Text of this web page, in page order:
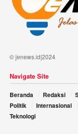
© jenews.id|2024
Navigate Site
Beranda Redaksi
Politik
Internasional
Teknologi